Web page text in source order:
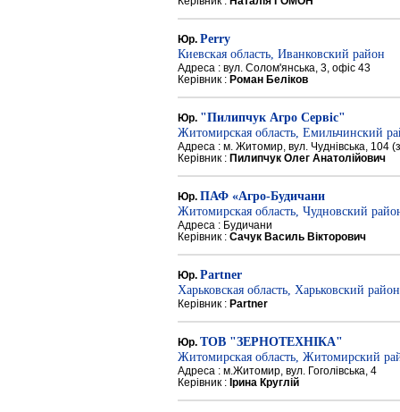
Юр. Perry
Киевская область, Иванковский район
Адреса : вул. Солом'янська, 3, офіс 43
Керівник : Роман Беліков
Юр. "Пилипчук Агро Сервіс"
Житомирская область, Емильчинский
Адреса : м. Житомир, вул. Чуднівська, 104
Керівник : Пилипчук Олег Анатолійович
Юр. ПАФ «Агро-Будичани
Житомирская область, Чудновский
Адреса : Будичани
Керівник : Сачук Василь Вікторович
Юр. Partner
Харьковская область, Харьковский район
Керівник : Partner
Юр. ТОВ "ЗЕРНОТЕХНІКА"
Житомирская область, Житомирский
Адреса : м.Житомир, вул. Гоголівська, 4
Керівник : Ірина Круглій